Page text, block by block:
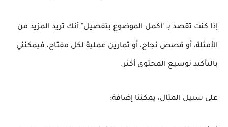
إذا كنت تقصد بـ "أكمل الموضوع بتفصيل" أنك تريد المزيد من
الأمثلة، أو قصص نجاح، أو تمارين عملية لكل مفتاح، فيمكنني
بالتأكيد توسيع المحتوى أكثر.
على سبيل المثال، يمكننا إضافة: